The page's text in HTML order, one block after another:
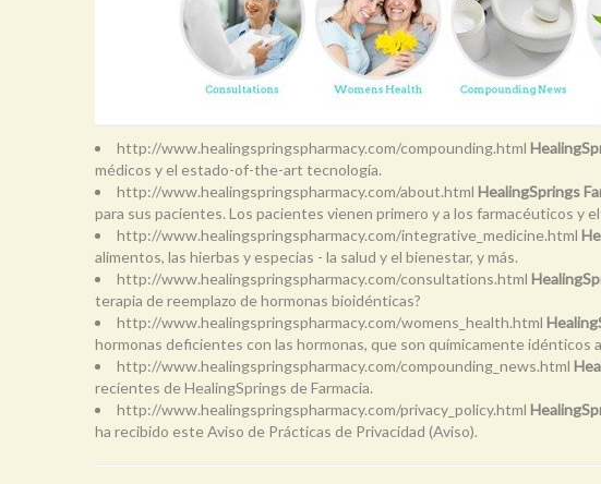
http://www.healingspringspharmacy.com/compounding.html
médicos y el estado-of-the-art tecnología.
http://www.healingspringspharmacy.com/about.html HealingSprings
para sus pacientes. Los pacientes vienen primero y a los farmacéuticos y
http://www.healingspringspharmacy.com/integrative_medicine.html
alimentos, las hierbas y especias - la salud y el bienestar, y más.
http://www.healingspringspharmacy.com/consultations.html
terapia de reemplazo de hormonas bioidénticas?
http://www.healingspringspharmacy.com/womens_health.html
hormonas deficientes con las hormonas, que son químicamente idénticos
http://www.healingspringspharmacy.com/compounding_news.html
recientes de HealingSprings de Farmacia.
http://www.healingspringspharmacy.com/privacy_policy.html
ha recibido este Aviso de Prácticas de Privacidad (Aviso).